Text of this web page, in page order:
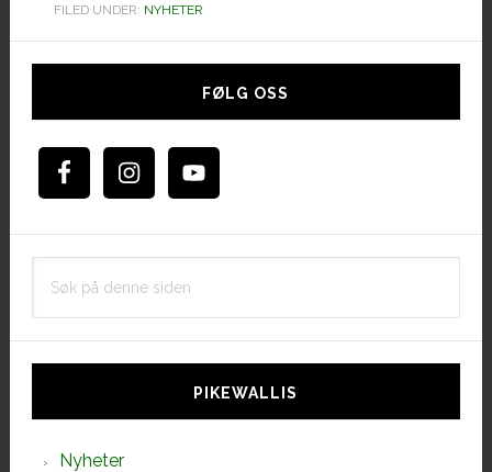
FILED UNDER: NYHETER
Hoved
FØLG OSS
PIKEWALLIS
Nyheter